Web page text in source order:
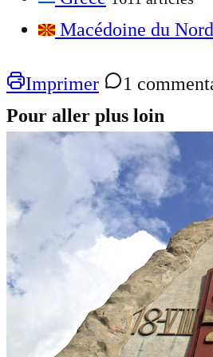
Macédoine du Nord
Imprimer
1
Pour aller plus loin